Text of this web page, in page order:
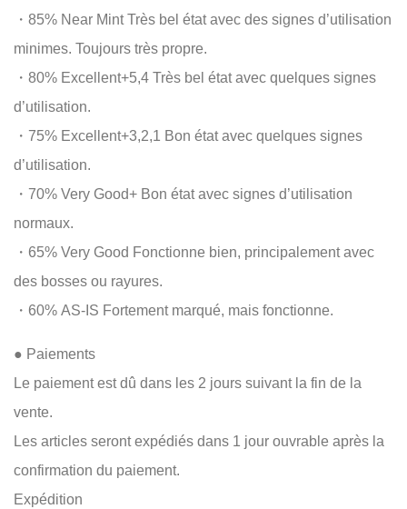
・85% Near Mint Très bel état avec des signes d’utilisation
minimes. Toujours très propre.
・80% Excellent+5,4 Très bel état avec quelques signes
d’utilisation.
・75% Excellent+3,2,1 Bon état avec quelques signes
d’utilisation.
・70% Very Good+ Bon état avec signes d’utilisation
normaux.
・65% Very Good Fonctionne bien, principalement avec
des bosses ou rayures.
・60% AS-IS Fortement marqué, mais fonctionne.
● Paiements
Le paiement est dû dans les 2 jours suivant la fin de la
vente.
Les articles seront expédiés dans 1 jour ouvrable après la
confirmation du paiement.
Expédition